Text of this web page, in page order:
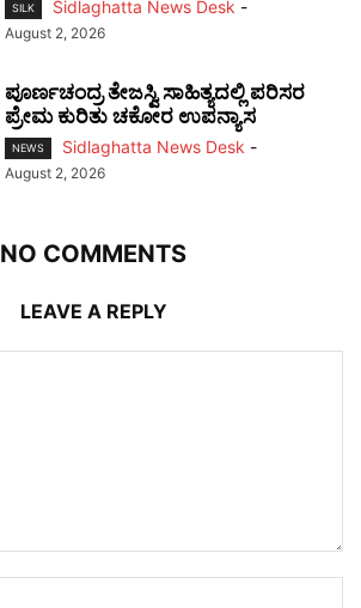
SILK Sidlaghatta News Desk -
August 2, 2026
ಪೂರ್ಣಚಂದ್ರ ತೇಜಸ್ವಿ ಸಾಹಿತ್ಯದಲ್ಲಿ ಪರಿಸರ
ಪ್ರೇಮ ಕುರಿತು ಚಕೋರ ಉಪನ್ಯಾಸ
NEWS Sidlaghatta News Desk -
August 2, 2026
NO COMMENTS
LEAVE A REPLY